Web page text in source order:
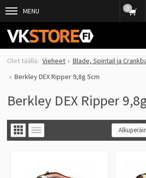
MENU 0
Vieheet
Blade, Spintail ja
Berkley DEX Ripper 9,8g 5cm
Berkley DEX Ripper